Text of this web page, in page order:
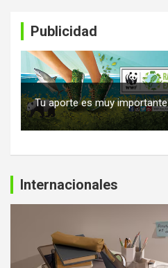
Publicidad
Tu aporte es muy importante
Internacionales